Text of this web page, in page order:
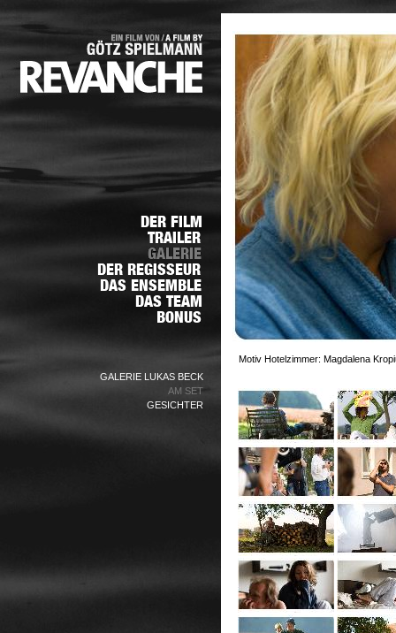
GALERIE LUKAS BECK
AM SET
GESICHTER
Motiv Hotelzimmer: Magdalena